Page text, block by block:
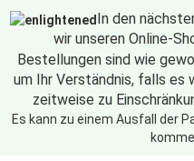
In den
wir unseren Online-
Bestellungen sind wie
um Ihr Verständnis, falls es
zeitweise zu
Es kann zu einem Ausfall der